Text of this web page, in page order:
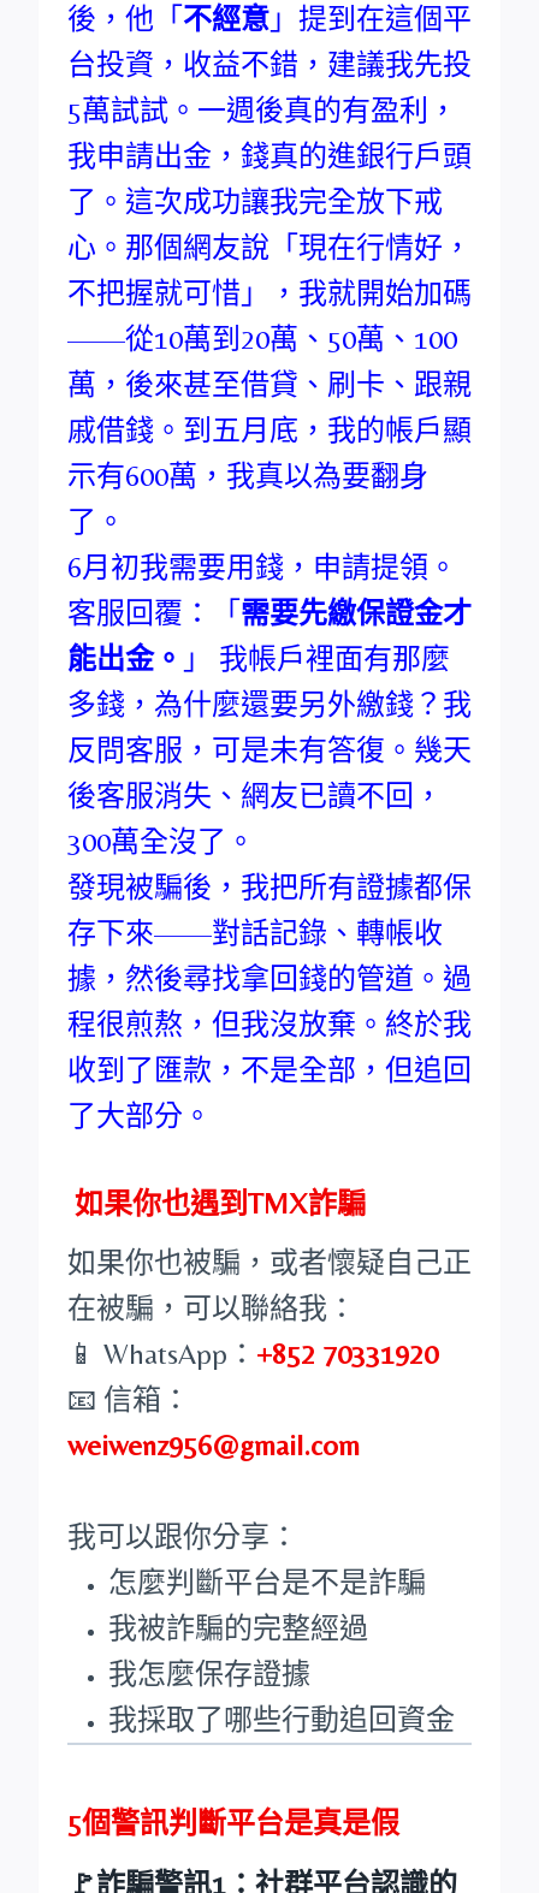
後，他「 不經意 」提到在這個平
台投資，收益不錯，建議我先投
5萬試試。一週後真的有盈利，
我申請出金，錢真的進銀行戶頭
了。這次成功讓我完全放下戒
心。那個網友說「現在行情好，
不把握就可惜」，我就開始加碼
——從10萬到20萬、50萬、100
萬，後來甚至借貸、刷卡、跟親
戚借錢。到五月底，我的帳戶顯
示有600萬，我真以為要翻身
了。
6月初我需要用錢，申請提領。
客服回覆：「 需要先繳保證金才
能出金。 」 我帳戶裡面有那麼
多錢，為什麼還要另外繳錢？我
反問客服，可是未有答復。幾天
後客服消失、網友已讀不回，
300萬全沒了。
發現被騙後，我把所有證據都保
存下來——對話記錄、轉帳收
據，然後尋找拿回錢的管道。過
程很煎熬，但我沒放棄。終於我
收到了匯款，不是全部，但追回
了大部分。
如果你也遇到TMX詐騙
如果你也被騙，或者懷疑自己正
在被騙，可以聯絡我：
📱 WhatsApp： +852 70331920
📧 信箱：
weiwenz956@gmail.com
我可以跟你分享：
怎麼判斷平台是不是詐騙
我被詐騙的完整經過
我怎麼保存證據
我採取了哪些行動追回資金
5個警訊判斷平台是真是假
🚩詐騙警訊1：社群平台認識的